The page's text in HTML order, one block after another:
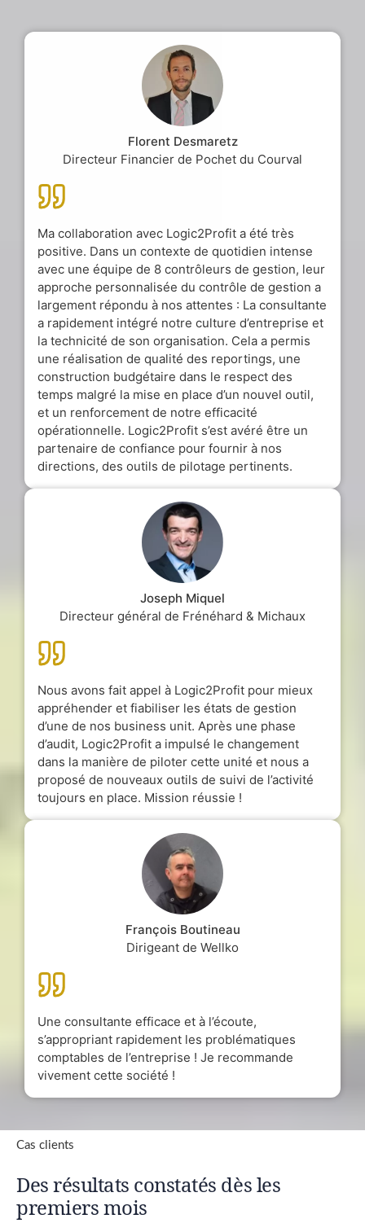
Florent Desmaretz
Directeur Financier de Pochet du Courval
Ma collaboration avec Logic2Profit a été très
positive. Dans un contexte de quotidien intense
avec une équipe de 8 contrôleurs de gestion, leur
approche personnalisée du contrôle de gestion a
largement répondu à nos attentes : La consultante
a rapidement intégré notre culture d’entreprise et
la technicité de son organisation. Cela a permis
une réalisation de qualité des reportings, une
construction budgétaire dans le respect des
temps malgré la mise en place d’un nouvel outil,
et un renforcement de notre efficacité
opérationnelle. Logic2Profit s’est avéré être un
partenaire de confiance pour fournir à nos
directions, des outils de pilotage pertinents.
Joseph Miquel
Directeur général de Frénéhard & Michaux
Nous avons fait appel à Logic2Profit pour mieux
appréhender et fiabiliser les états de gestion
d’une de nos business unit. Après une phase
d’audit, Logic2Profit a impulsé le changement
dans la manière de piloter cette unité et nous a
proposé de nouveaux outils de suivi de l’activité
toujours en place. Mission réussie !
François Boutineau
Dirigeant de Wellko
Une consultante efficace et à l’écoute,
s’appropriant rapidement les problématiques
comptables de l’entreprise ! Je recommande
vivement cette société !
Cas clients
Des résultats constatés dès les
premiers mois